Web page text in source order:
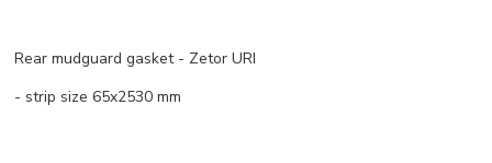
Rear mudguard gasket - Zetor URI
- strip size 65x2530 mm